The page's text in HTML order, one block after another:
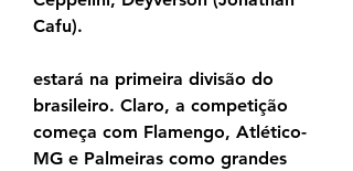
Cafu).
estará na primeira divisão do
brasileiro. Claro, a competição
começa com Flamengo, Atlético-
MG e Palmeiras como grandes